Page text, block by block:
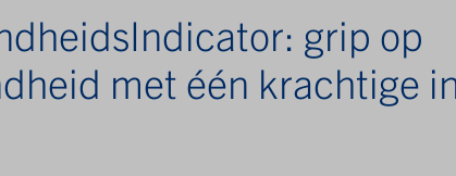
grip op
met één krachtige